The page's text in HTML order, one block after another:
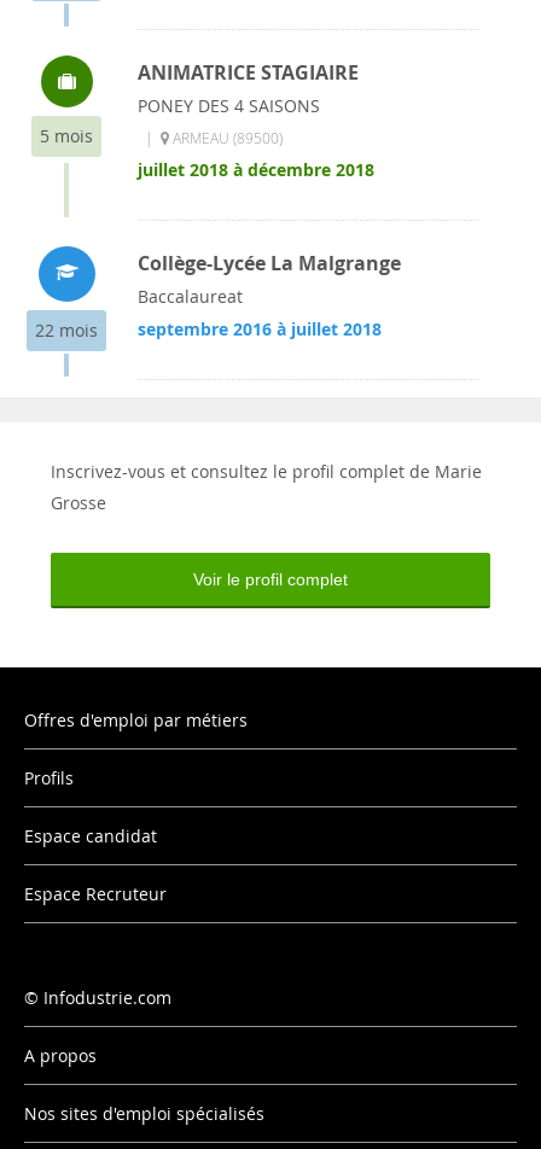
5 mois
ANIMATRICE STAGIAIRE
PONEY DES 4 SAISONS
| ARMEAU (89500)
juillet 2018 à décembre 2018
22 mois
Collège-Lycée La Malgrange
Baccalaureat
septembre 2016 à juillet 2018
Inscrivez-vous et consultez le profil complet de Marie
Grosse
Voir le profil complet
Offres d'emploi par métiers
Profils
Espace candidat
Espace Recruteur
Infodustrie.com
A propos
Nos sites d'emploi spécialisés